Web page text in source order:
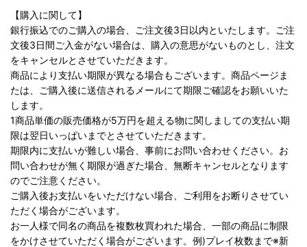
【購入に関して】
銀行振込でのご購入の場合、ご注文後3日以内といたします。ご注
文後3日間ご入金がない場合は、購入の意思がないものとし、注文
をキャンセルとさせていただきます。
商品により支払い期限が異なる場合もございます。商品ページま
たは、ご購入後に送信されるメールにて期限ご確認をお願いいた
します。
1商品単価の販売価格が5万円を超える物に関しましての支払い期
限は翌日いっぱいまでとさせていただきます。
期限内に支払いが難しい場合、事前にお問い合わせください。お
問い合わせが無く期限が過ぎた場合、無断キャンセルとなります
のでご注意ください。
ご購入後お支払いをいただけない場合、ご利用をお断りさせてい
ただく場合がございます。
お一人様で同名の商品を複数枚買われた場合、一部の商品に制限
をかけさせていただく場合がございます。例)プレイ枚数まで※新